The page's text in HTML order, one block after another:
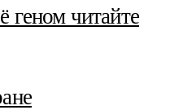
геном читайте